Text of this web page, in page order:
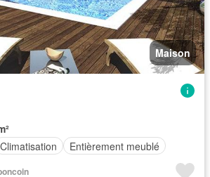
Maison
Climatisation Entièrement meublé